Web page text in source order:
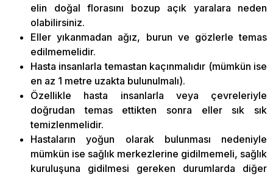
elin doğal florasını bozup açık yaralara neden
olabilirsiniz.
Eller yıkanmadan ağız, burun ve gözlerle temas
edilmemelidir.
Hasta insanlarla temastan kaçınmalıdır (mümkün ise
en az 1 metre uzakta bulunulmalı).
Özellikle hasta insanlarla veya çevreleriyle
doğrudan temas ettikten sonra eller sık sık
temizlenmelidir.
Hastaların yoğun olarak bulunması nedeniyle
mümkün ise sağlık merkezlerine gidilmemeli, sağlık
kuruluşuna gidilmesi gereken durumlarda diğer